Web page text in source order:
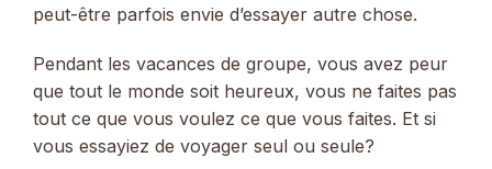
peut-être parfois envie d’essayer autre chose.
Pendant les vacances de groupe, vous avez peur
que tout le monde soit heureux, vous ne faites pas
tout ce que vous voulez ce que vous faites. Et si
vous essayiez de voyager seul ou seule?